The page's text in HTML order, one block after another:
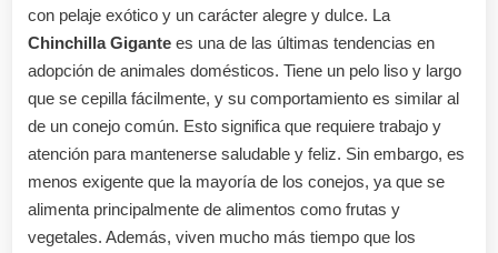
con pelaje exótico y un carácter alegre y dulce. La
Chinchilla Gigante es una de las últimas tendencias en
adopción de animales domésticos. Tiene un pelo liso y largo
que se cepilla fácilmente, y su comportamiento es similar al
de un conejo común. Esto significa que requiere trabajo y
atención para mantenerse saludable y feliz. Sin embargo, es
menos exigente que la mayoría de los conejos, ya que se
alimenta principalmente de alimentos como frutas y
vegetales. Además, viven mucho más tiempo que los